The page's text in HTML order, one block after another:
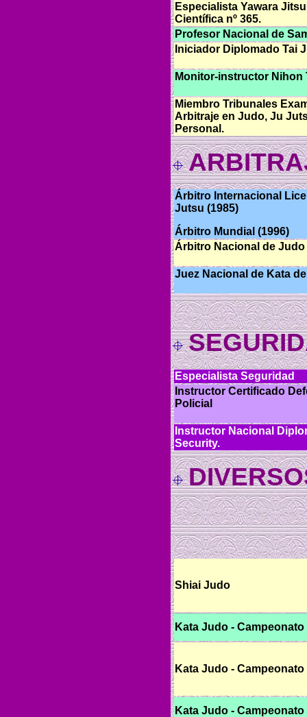
Especialista Yawara
Científica nº 365.
Profesor Nacional de
Iniciador Diplomado Tai
Monitor-instructor Nihon
Miembro Tribunales
Arbitraje en Judo, Ju
Personal.
Árbitro Internacional
Jutsu (1985)
Árbitro Mundial (1996)
Árbitro Nacional de Judo
Juez Nacional de Kata
Especialista Seguridad
Instructor Certificado
Policial
Instructor Nacional
Security.
Shiai Judo
Kata Judo - Campeonato
Kata Judo - Campeonato
Kata Judo - Campeonato